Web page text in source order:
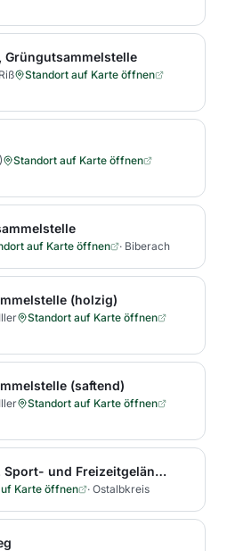
Grüngutsammelstelle
Standort auf Karte öffnen
Standort auf Karte öffnen
auf Karte öffnen · Biberach
(holzig)
Standort auf Karte öffnen
(saftend)
Standort auf Karte öffnen
Dinkelsbühler Straße, Sport- und Freizeitgelände, Nordseite
Karte öffnen · Ostalbkreis